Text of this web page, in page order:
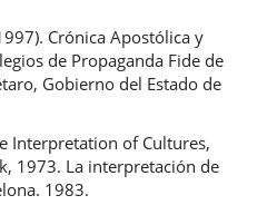
Crónica Apostólica y
de Propaganda Fide de
Gobierno del Estado de
Interpretation of Cultures,
1973. La interpretación de
1983.